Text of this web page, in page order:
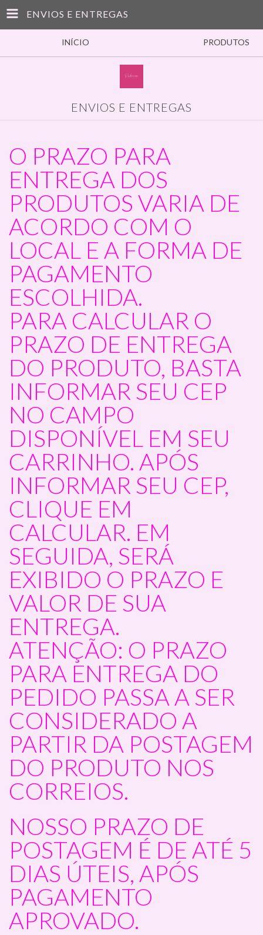
ENVIOS E ENTREGAS
INÍCIO PRODUTOS
ENVIOS E ENTREGAS
O PRAZO PARA
ENTREGA DOS
PRODUTOS VARIA DE
ACORDO COM O
LOCAL E A FORMA DE
PAGAMENTO
ESCOLHIDA.
PARA CALCULAR O
PRAZO DE ENTREGA
DO PRODUTO, BASTA
INFORMAR SEU CEP
NO CAMPO
DISPONÍVEL EM SEU
CARRINHO. APÓS
INFORMAR SEU CEP,
CLIQUE EM
CALCULAR. EM
SEGUIDA, SERÁ
EXIBIDO O PRAZO E
VALOR DE SUA
ENTREGA.
ATENÇÃO: O PRAZO
PARA ENTREGA DO
PEDIDO PASSA A SER
CONSIDERADO A
PARTIR DA POSTAGEM
DO PRODUTO NOS
CORREIOS.
NOSSO PRAZO DE
POSTAGEM É DE ATÉ 5
DIAS ÚTEIS, APÓS
PAGAMENTO
APROVADO.